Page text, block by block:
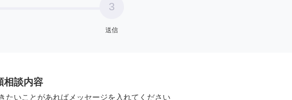
3
送信
相談内容
たいことがあればメッセージを入れてください